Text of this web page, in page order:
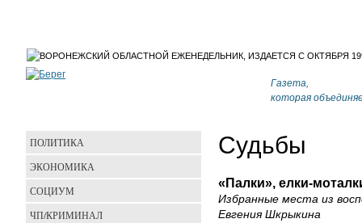
Газета,
которая
Судьбы
«Палки», елки-
Избранные места из
Евгения Шкрыкина
ПОЛИТИКА
ЭКОНОМИКА
СОЦИУМ
ЧП/КРИМИНАЛ